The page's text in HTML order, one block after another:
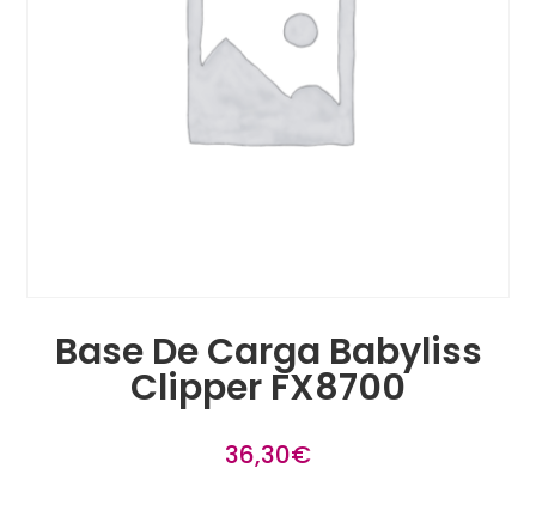
Base De Carga Babyliss
Clipper FX8700
36,30€